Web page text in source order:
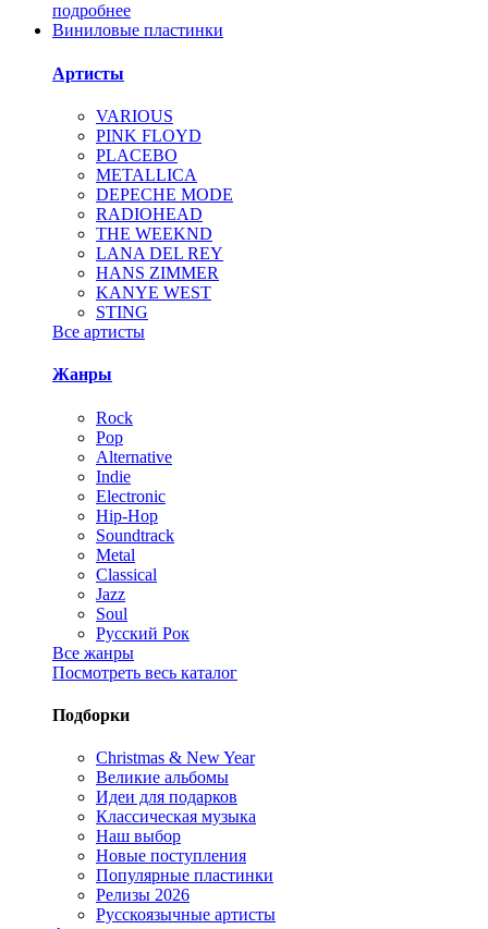
подробнее
Виниловые пластинки
Артисты
VARIOUS
PINK FLOYD
PLACEBO
METALLICA
DEPECHE MODE
RADIOHEAD
THE WEEKND
LANA DEL REY
HANS ZIMMER
KANYE WEST
STING
Все артисты
Жанры
Rock
Pop
Alternative
Indie
Electronic
Hip-Hop
Soundtrack
Metal
Classical
Jazz
Soul
Русский Рок
Все жанры
Посмотреть весь каталог
Подборки
Christmas & New Year
Великие альбомы
Идеи для подарков
Классическая музыка
Наш выбор
Новые поступления
Популярные пластинки
Релизы 2026
Русскоязычные артисты